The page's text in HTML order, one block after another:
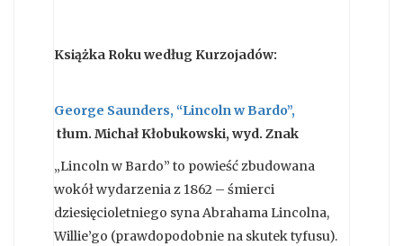
Książka Roku według Kurzojadów:
George Saunders, “Lincoln w Bardo”,
tłum. Michał Kłobukowski, wyd. Znak
„Lincoln w Bardo” to powieść zbudowana
wokół wydarzenia z 1862 – śmierci
dziesięcioletniego syna Abrahama Lincolna,
Willie’go (prawdopodobnie na skutek tyfusu).